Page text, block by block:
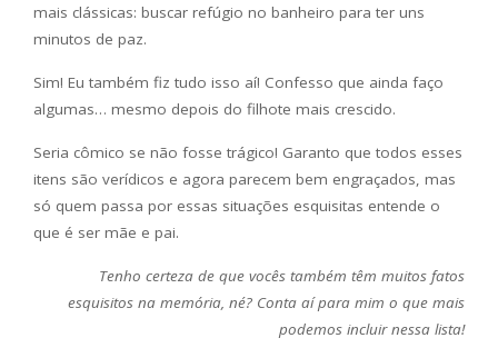
mais clássicas: buscar refúgio no banheiro para ter uns
minutos de paz.
Sim! Eu também fiz tudo isso aí! Confesso que ainda faço
algumas… mesmo depois do filhote mais crescido.
Seria cômico se não fosse trágico! Garanto que todos esses
itens são verídicos e agora parecem bem engraçados, mas
só quem passa por essas situações esquisitas entende o
que é ser mãe e pai.
Tenho certeza de que vocês também têm muitos fatos
esquisitos na memória, né? Conta aí para mim o que mais
podemos incluir nessa lista!